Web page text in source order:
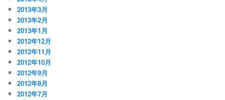
2013年3月
2013年2月
2013年1月
2012年12月
2012年11月
2012年10月
2012年9月
2012年8月
2012年7月